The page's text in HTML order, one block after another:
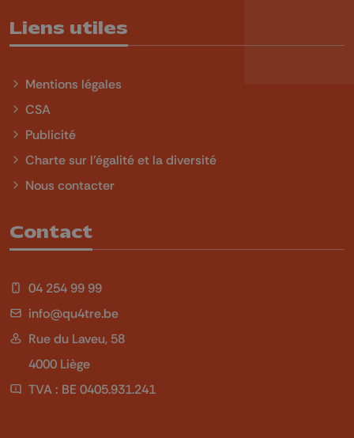
Liens utiles
Mentions légales
CSA
Publicité
Charte sur l'égalité et la diversité
Nous contacter
Contact
04 254 99 99
info@qu4tre.be
Rue du Laveu, 58
4000 Liège
TVA : BE 0405.931.241